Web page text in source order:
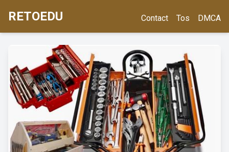
RETOEDU Contact Tos DMCA